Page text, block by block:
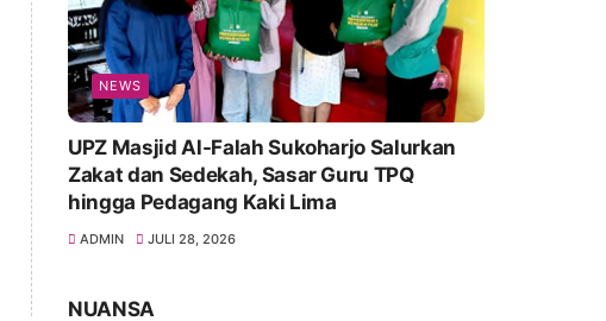
NEWS
UPZ Masjid Al-Falah Sukoharjo Salurkan
Zakat dan Sedekah, Sasar Guru TPQ
hingga Pedagang Kaki Lima
ADMIN JULI 28, 2026
NUANSA